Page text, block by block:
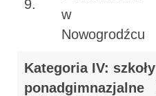
9.
w
Nowogrodźcu
Kategoria IV: szkoły
ponadgimnazjalne